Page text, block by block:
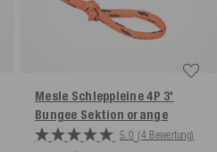
Mesle Schleppleine 4P 3'
Bungee Sektion orange
5.0 (4 Bewertung)